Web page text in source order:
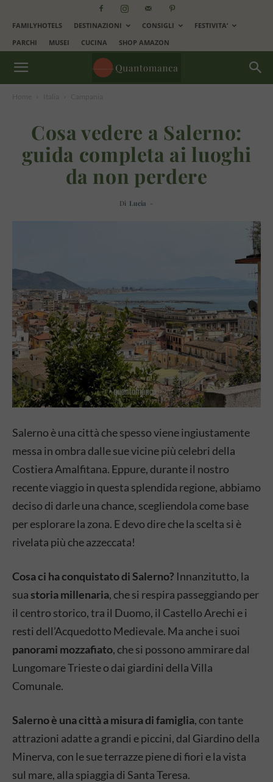
FAMILYHOTELS DESTINAZIONI CONSIGLI
FESTIVITA’
PARCHI
MUSEI CUCINA SHOP AMAZON
Cosa vedere a Salerno:
guida completa ai luoghi
da non perdere
Di Lucia -
Salerno è una città che spesso viene ingiustamente
messa in ombra dalle sue vicine più celebri della
Costiera Amalfitana. Eppure, durante il nostro
recente viaggio in questa splendida regione, abbiamo
deciso di darle una chance, scegliendola come base
per esplorare la zona. E devo dire che la scelta si è
rivelata più che azzeccata!
Cosa ci ha conquistato di Salerno? Innanzitutto, la
suastoria millenaria, che si respira passeggiando per
il centro storico, tra il Duomo, il Castello Arechi e i
resti dell’Acquedotto Medievale. Ma anche i suoi
panorami mozzafiato, che si possono ammirare dal
Lungomare Trieste o dai giardini della Villa
Comunale.
Salerno è una città a misura di famiglia, con tante
attrazioni adatte a grandi e piccini, dal Giardino della
Minerva, con le sue terrazze piene di fiori e la vista
sul mare, alla spiaggia di Santa Teresa.